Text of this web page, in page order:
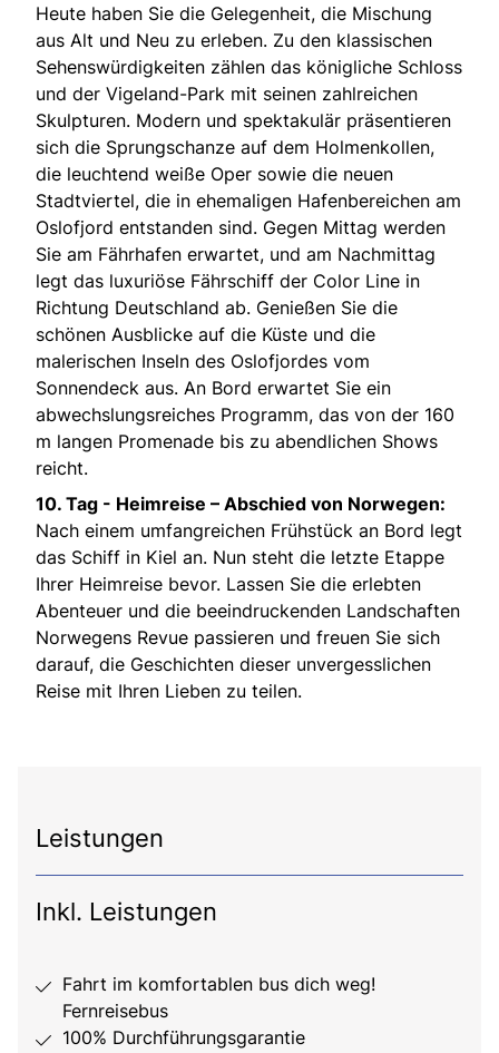
Heute haben Sie die Gelegenheit, die Mischung
aus Alt und Neu zu erleben. Zu den klassischen
Sehenswürdigkeiten zählen das königliche Schloss
und der Vigeland-Park mit seinen zahlreichen
Skulpturen. Modern und spektakulär präsentieren
sich die Sprungschanze auf dem Holmenkollen,
die leuchtend weiße Oper sowie die neuen
Stadtviertel, die in ehemaligen Hafenbereichen am
Oslofjord entstanden sind. Gegen Mittag werden
Sie am Fährhafen erwartet, und am Nachmittag
legt das luxuriöse Fährschiff der Color Line in
Richtung Deutschland ab. Genießen Sie die
schönen Ausblicke auf die Küste und die
malerischen Inseln des Oslofjordes vom
Sonnendeck aus. An Bord erwartet Sie ein
abwechslungsreiches Programm, das von der 160
m langen Promenade bis zu abendlichen Shows
reicht.
10. Tag - Heimreise – Abschied von Norwegen:
Nach einem umfangreichen Frühstück an Bord legt
das Schiff in Kiel an. Nun steht die letzte Etappe
Ihrer Heimreise bevor. Lassen Sie die erlebten
Abenteuer und die beeindruckenden Landschaften
Norwegens Revue passieren und freuen Sie sich
darauf, die Geschichten dieser unvergesslichen
Reise mit Ihren Lieben zu teilen.
Leistungen
Inkl. Leistungen
Fahrt im komfortablen bus dich weg!
Fernreisebus
100% Durchführungsgarantie